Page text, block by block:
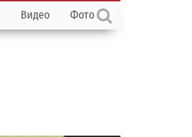
Видео Фото